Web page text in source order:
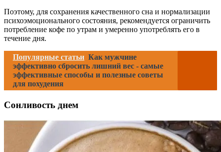
Поэтому, для сохранения качественного сна и нормализации
психоэмоционального состояния, рекомендуется ограничить
потребление кофе по утрам и умеренно употреблять его в
течение дня.
Популярные статьи Как мужчине
эффективно сбросить лишний вес - самые
эффективные способы и полезные советы
для похудения
Сонливость днем